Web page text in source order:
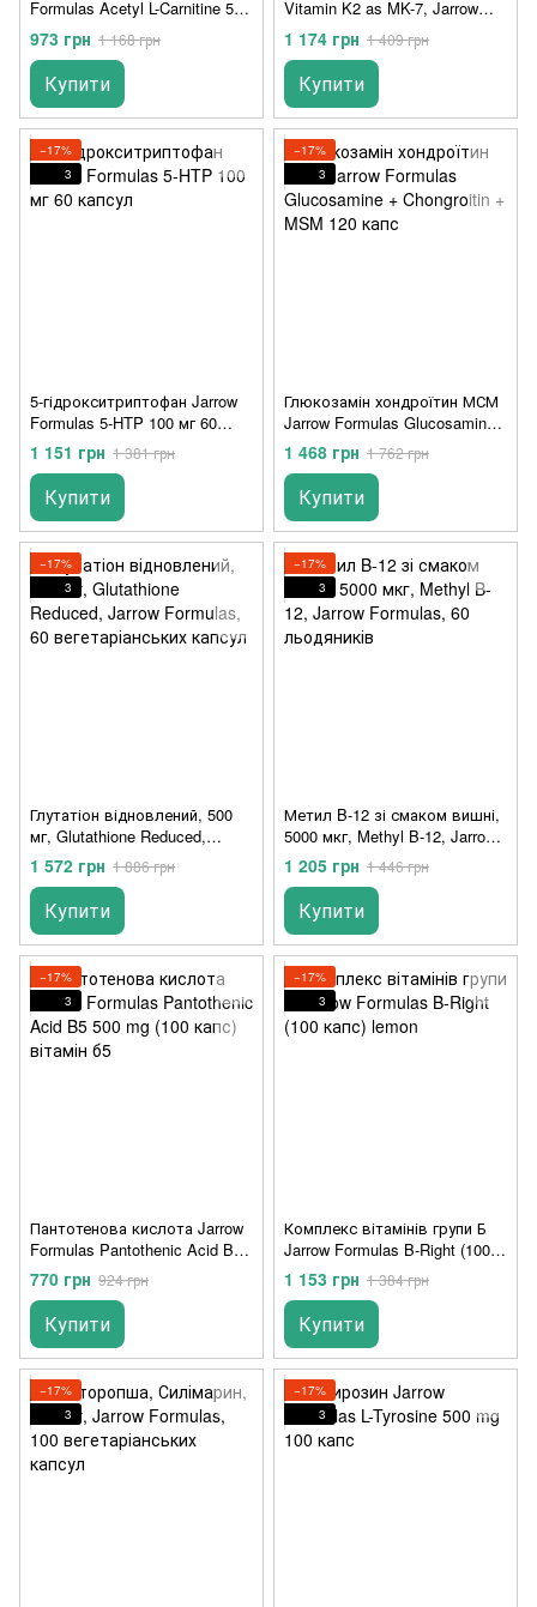
Formulas Acetyl L-Carnitine 500
мг 120 капсул
973 грн 1 168 грн
Купити
Vitamin K2 as MK-7, Jarrow
Formulas, 90 мкг, 60 капсул
1 174 грн 1 409 грн
Купити
−17%
3
5-гідрокситриптофан Jarrow
Formulas 5-HTP 100 мг 60
капсул
1 151 грн 1 381 грн
Купити
−17%
3
Глюкозамін хондроїтин МСМ
Jarrow Formulas Glucosamine
+ Chongroitin + MSM 120 капс
1 468 грн 1 762 грн
Купити
−17%
3
Глутатіон відновлений, 500
мг, Glutathione Reduced,
Jarrow Formulas, 60
вегетаріанських капсул
1 572 грн 1 886 грн
Купити
−17%
3
Метил B-12 зі смаком вишні,
5000 мкг, Methyl B-12, Jarrow
Formulas, 60 льодяників
1 205 грн 1 446 грн
Купити
−17%
3
Пантотенова кислота Jarrow
Formulas Pantothenic Acid B5
500 mg (100 капс) вітамін б5
770 грн 924 грн
Купити
−17%
3
Комплекс вітамінів групи Б
Jarrow Formulas B-Right (100
капс) lemon
1 153 грн 1 384 грн
Купити
−17%
3
−17%
3